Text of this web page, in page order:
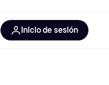
Inicio de sesión